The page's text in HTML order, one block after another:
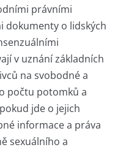
právními
dokumenty o lidských
v uznání základních
na svobodné a
počtu potomků a
jde o jejich
informace a práva
sexuálního a